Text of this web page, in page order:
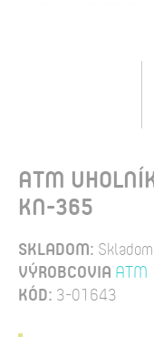
ATM
KN-365
SKLADOM: Skladom
VÝROBCOVIA ATM
KÓD: 3-01643